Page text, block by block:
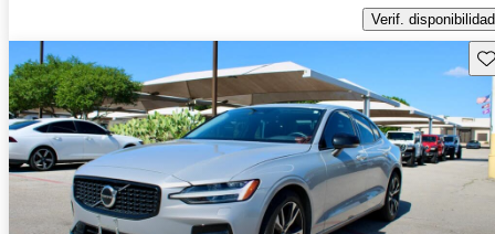
Verif. disponibilidad